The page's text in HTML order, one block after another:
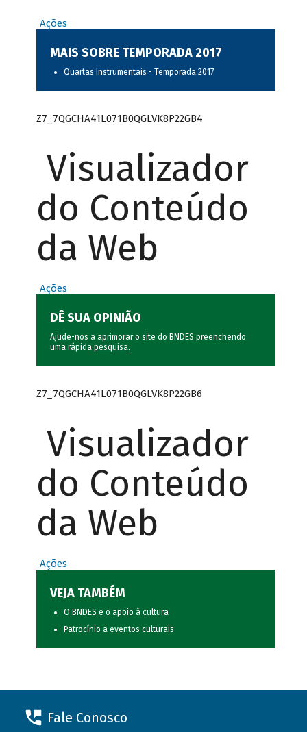
Ações
MAIS SOBRE TEMPORADA 2017
Quartas Instrumentais - Temporada 2017
Z7_7QGCHA41L071B0QGLVK8P22GB4
Visualizador
do Conteúdo
da Web
Ações
DÊ SUA OPINIÃO
Ajude-nos a aprimorar o site do BNDES preenchendo
uma rápida pesquisa.
Z7_7QGCHA41L071B0QGLVK8P22GB6
Visualizador
do Conteúdo
da Web
Ações
VEJA TAMBÉM
O BNDES e o apoio à cultura
Patrocínio a eventos culturais
Fale Conosco